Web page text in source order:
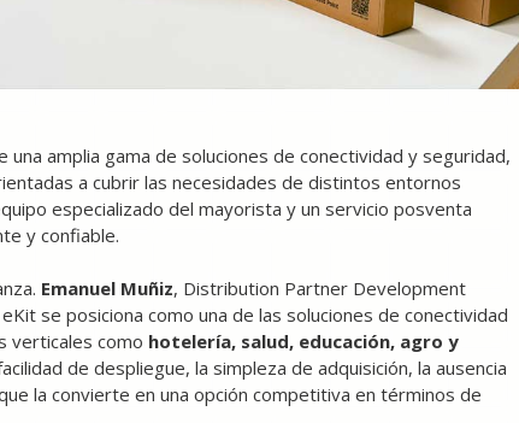
amplia gama de soluciones de conectividad y seguridad,
a cubrir las necesidades de distintos entornos
especializado del mayorista y un servicio posventa
y confiable.
Emanuel Muñiz, Distribution Partner Development
se posiciona como una de las soluciones de conectividad
verticales como hotelería, salud, educación, agro y
de despliegue, la simpleza de adquisición, la ausencia
la convierte en una opción competitiva en términos de